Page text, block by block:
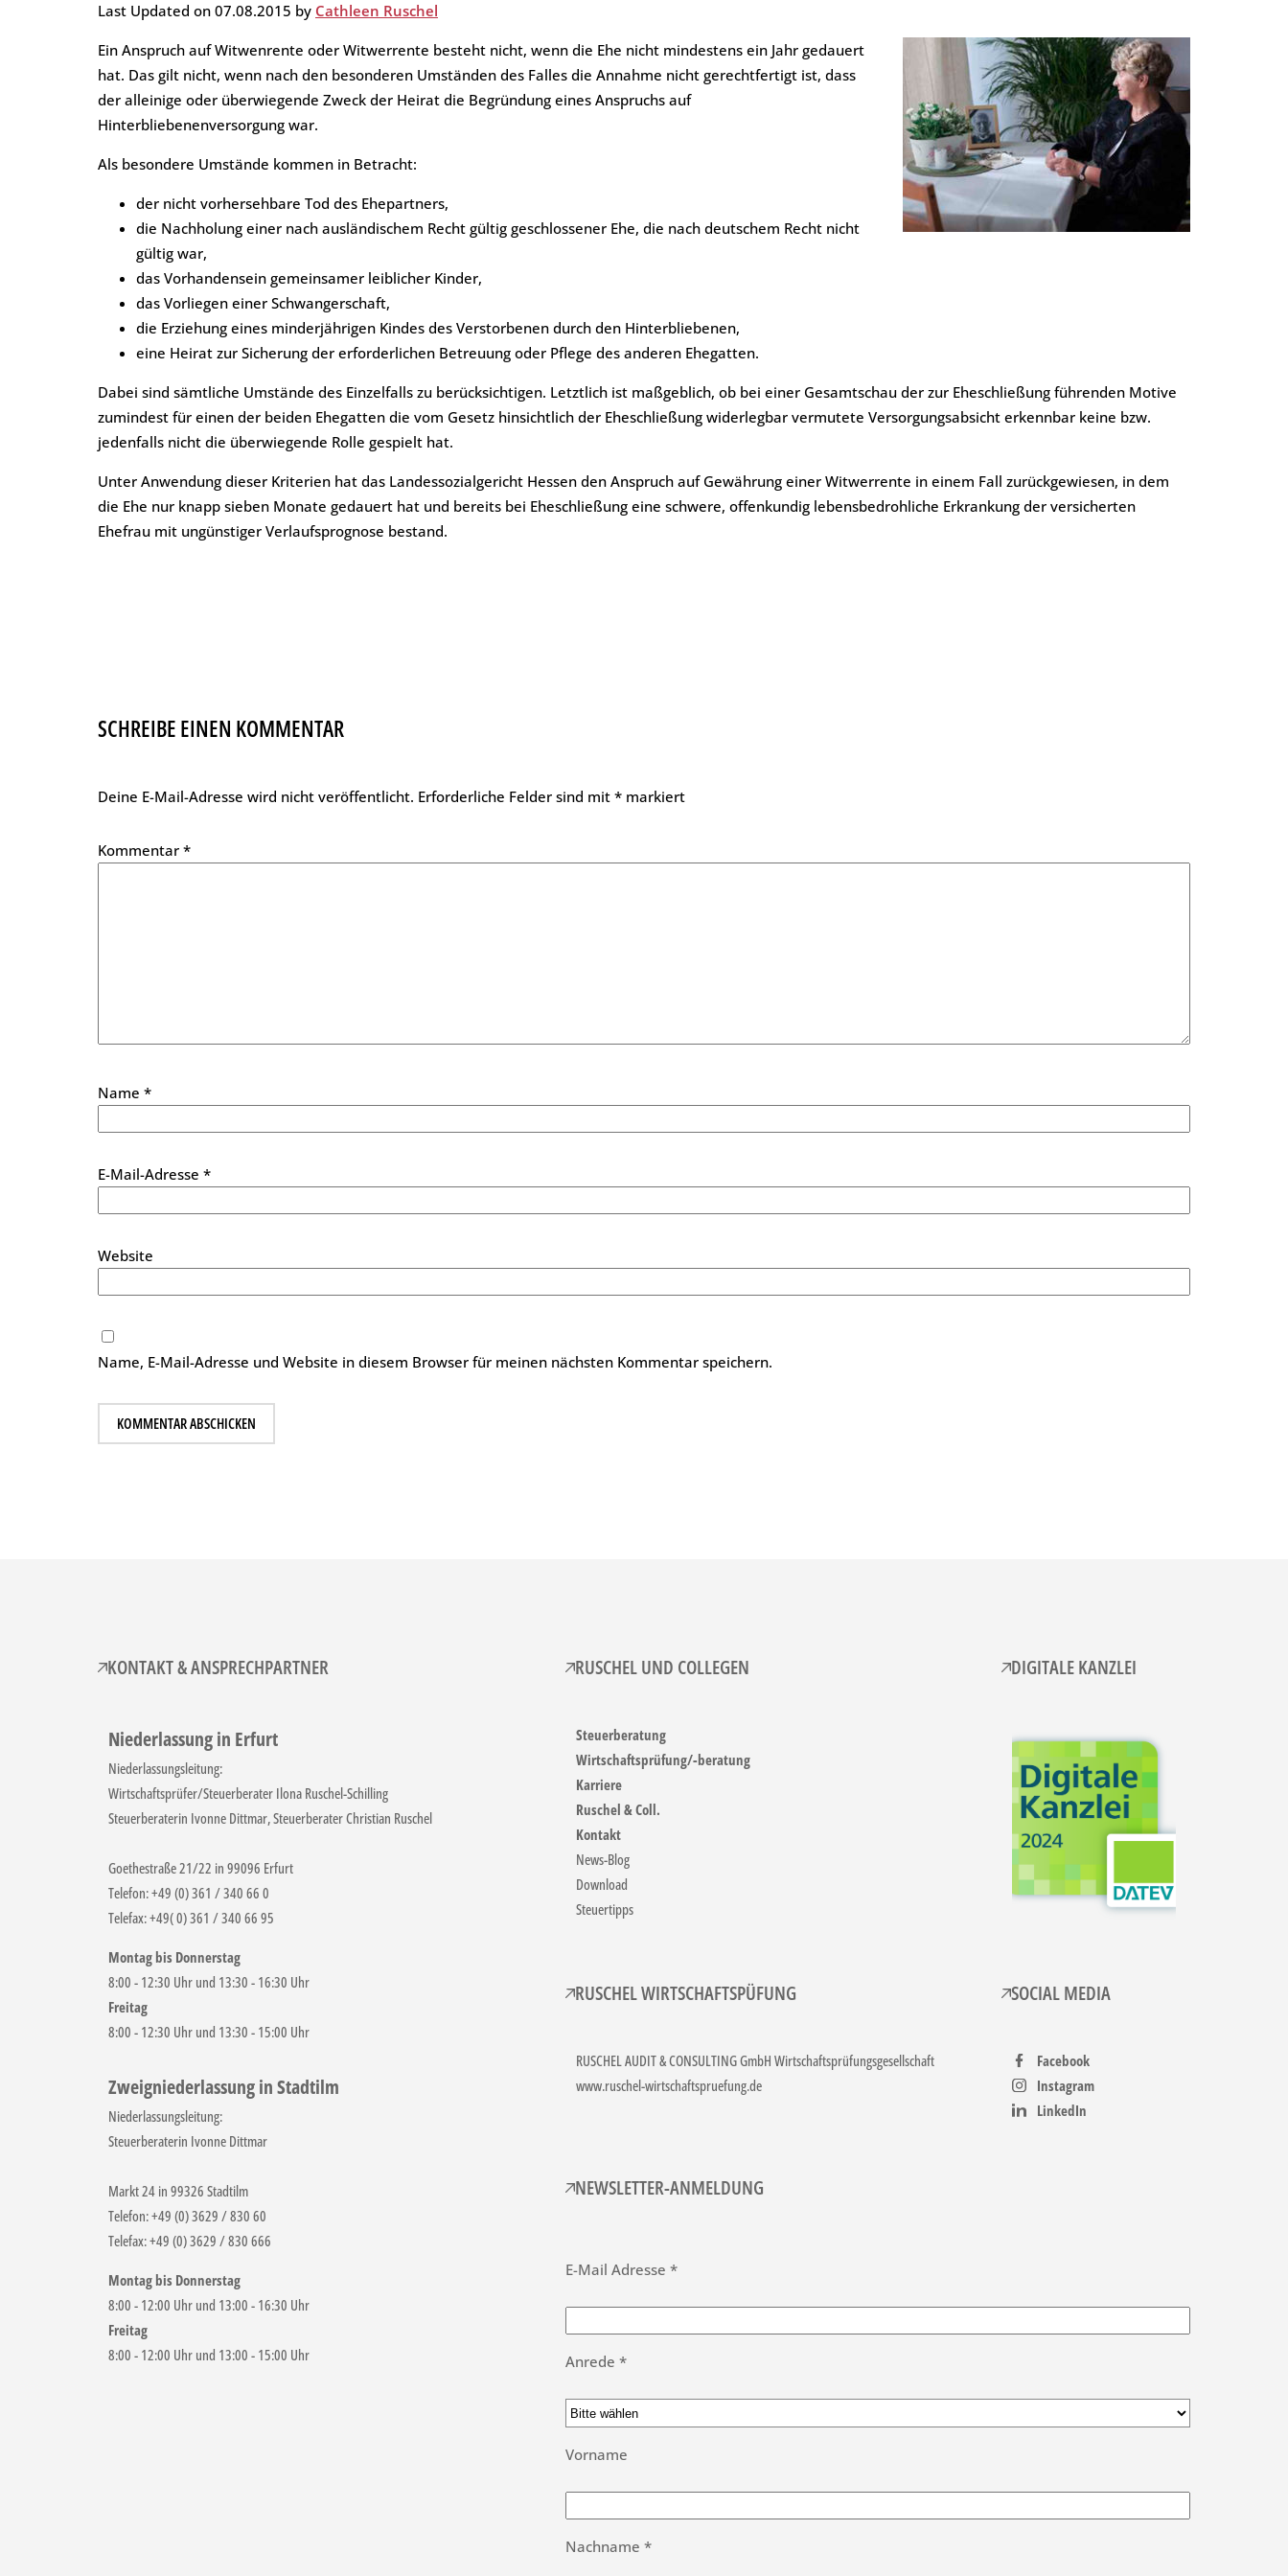
Private Steuern
Jahresabschluss
Leistungs- und Preisübersicht
Referenzen
Auktionen der Finanzämter
e-Rechnung
Last Updated on 07.08.2015 by Cathleen Ruschel
Ein Anspruch auf Witwenrente oder Witwerrente besteht nicht, wenn die Ehe nicht mindestens ein Jahr gedauert
hat. Das gilt nicht, wenn nach den besonderen Umständen des Falles die Annahme nicht gerechtfertigt ist, dass
der alleinige oder überwiegende Zweck der Heirat die Begründung eines Anspruchs auf
Hinterbliebenenversorgung war.
Als besondere Umstände kommen in Betracht:
der nicht vorhersehbare Tod des Ehepartners,
die Nachholung einer nach ausländischem Recht gültig geschlossener Ehe, die nach deutschem Recht nicht
gültig war,
das Vorhandensein gemeinsamer leiblicher Kinder,
das Vorliegen einer Schwangerschaft,
die Erziehung eines minderjährigen Kindes des Verstorbenen durch den Hinterbliebenen,
eine Heirat zur Sicherung der erforderlichen Betreuung oder Pflege des anderen Ehegatten.
Dabei sind sämtliche Umstände des Einzelfalls zu berücksichtigen. Letztlich ist maßgeblich, ob bei einer Gesamtschau der zur Eheschließung führenden Motive
zumindest für einen der beiden Ehegatten die vom Gesetz hinsichtlich der Eheschließung widerlegbar vermutete Versorgungsabsicht erkennbar keine bzw.
jedenfalls nicht die überwiegende Rolle gespielt hat.
Unter Anwendung dieser Kriterien hat das Landessozialgericht Hessen den Anspruch auf Gewährung einer Witwerrente in einem Fall zurückgewiesen, in dem
die Ehe nur knapp sieben Monate gedauert hat und bereits bei Eheschließung eine schwere, offenkundig lebensbedrohliche Erkrankung der versicherten
Ehefrau mit ungünstiger Verlaufsprognose bestand.
SCHREIBE EINEN KOMMENTAR
Deine E-Mail-Adresse wird nicht veröffentlicht. Erforderliche Felder sind mit * markiert
Kommentar *
Name *
E-Mail-Adresse *
Website
Name, E-Mail-Adresse und Website in diesem Browser für meinen nächsten Kommentar speichern.
KONTAKT & ANSPRECHPARTNER
Niederlassung in Erfurt
Niederlassungsleitung:
Wirtschaftsprüfer/Steuerberater Ilona Ruschel-Schilling
Steuerberaterin Ivonne Dittmar, Steuerberater Christian Ruschel
Goethestraße 21/22 in 99096 Erfurt
Telefon: +49 (0) 361 / 340 66 0
Telefax: +49( 0) 361 / 340 66 95
Montag bis Donnerstag
8:00 - 12:30 Uhr und 13:30 - 16:30 Uhr
Freitag
8:00 - 12:30 Uhr und 13:30 - 15:00 Uhr
Zweigniederlassung in Stadtilm
Niederlassungsleitung:
Steuerberaterin Ivonne Dittmar
Markt 24 in 99326 Stadtilm
Telefon: +49 (0) 3629 / 830 60
Telefax: +49 (0) 3629 / 830 666
Montag bis Donnerstag
8:00 - 12:00 Uhr und 13:00 - 16:30 Uhr
Freitag
8:00 - 12:00 Uhr und 13:00 - 15:00 Uhr
RUSCHEL UND COLLEGEN
Steuerberatung
Wirtschaftsprüfung/-beratung
Karriere
Ruschel & Coll.
Kontakt
News-Blog
Download
Steuertipps
DIGITALE KANZLEI
RUSCHEL WIRTSCHAFTSPÜFUNG
RUSCHEL AUDIT & CONSULTING GmbH Wirtschaftsprüfungsgesellschaft
www.ruschel-wirtschaftspruefung.de
SOCIAL MEDIA
Facebook
Instagram
LinkedIn
NEWSLETTER-ANMELDUNG
E-Mail Adresse *
Anrede *
Vorname
Nachname *